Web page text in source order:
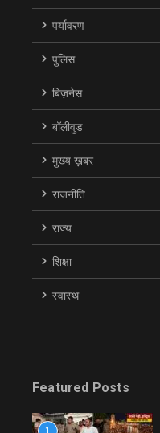
पर्यावरण
पुलिस
बिज़नेस
बॉलीवुड
मुख्य ख़बर
राजनीति
राज्य
शिक्षा
स्वास्थ
Featured Posts
1